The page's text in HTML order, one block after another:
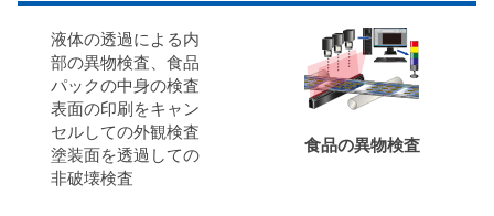
液体の透過による内
部の異物検査、食品
パックの中身の検査
表面の印刷をキャン
セルしての外観検査
塗装面を透過しての
非破壊検査
食品の異物検査